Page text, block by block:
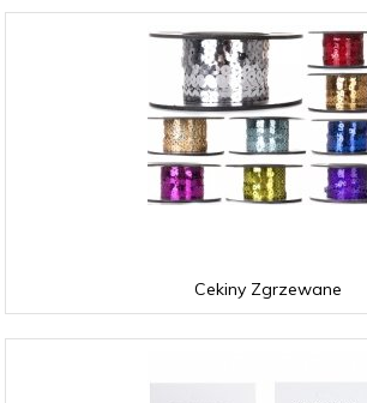
Cekiny Zgrzewane